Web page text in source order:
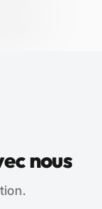
nous
(logiciels,